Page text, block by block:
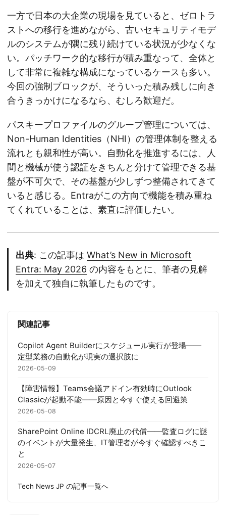
一方で日本の大企業の現場を見ていると、ゼロトラ
ストへの移行を進めながら、古いセキュリティモデ
ルのシステムが隅に残り続けている状況が少なくな
い。パッチワーク的な移行が積み重なって、全体と
して非常に複雑な構成になっているケースも多い。
今回の強制ブロックが、そういった積み残しに向き
合うきっかけになるなら、むしろ歓迎だ。
パスキープロファイルのグループ管理については、
Non-Human Identities（NHI）の管理体制を整える
流れとも親和性が高い。自動化を推進するには、人
間と機械が使う認証をきちんと分けて管理できる基
盤が不可欠で、その基盤が少しずつ整備されてきて
いると感じる。Entraがこの方向で機能を積み重ね
てくれていることは、素直に評価したい。
出典: この記事は What’s New in Microsoft
Entra: May 2026 の内容をもとに、筆者の見解
を加えて独自に執筆したものです。
関連記事
Copilot Agent Builderにスケジュール実行が登場——
定型業務の自動化が現実の選択肢に
2026-05-09
【障害情報】Teams会議アドイン有効時にOutlook
Classicが起動不能——原因と今すぐ使える回避策
2026-05-08
SharePoint Online IDCRL廃止の代償——監査ログに謎
のイベントが大量発生、IT管理者が今すぐ確認すべきこ
と
2026-05-07
Tech News JP の記事一覧へ